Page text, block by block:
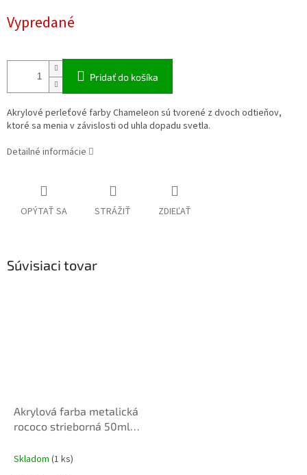
cena:
Vypredané
Pridať do košíka
Akrylové perleťové farby Chameleon sú tvorené z dvoch odtieňov,
ktoré sa menia v závislosti od uhla dopadu svetla.
Detailné informácie
OPÝTAŤ SA STRÁŽIŤ ZDIEĽAŤ
Súvisiaci tovar
Akrylová farba metalická
rococo strieborná 50ml
Skladom (1 ks)